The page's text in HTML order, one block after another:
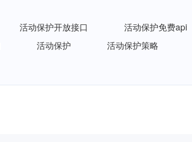
活动保护开放接口 活动保护免费api
活动保护 活动保护策略